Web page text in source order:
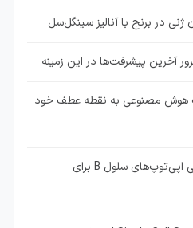
ژنی در برنج با آنالیز سینگل‌سل
آخرین پیشرفت‌ها در این زمینه
هوش مصنوعی به نقطه عطف خود
پیش‌بینی اختصاصی اپی‌توپ‌های سلول B برای